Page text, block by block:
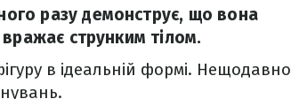
разу демонструє, що вона
струнким тілом.
в ідеальній формі. Нещодавно